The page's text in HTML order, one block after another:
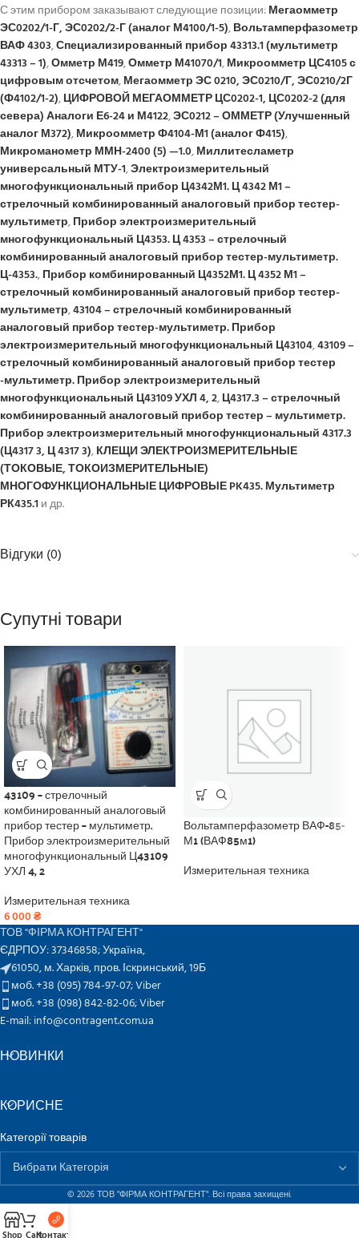
С этим прибором заказывают следующие позиции:Мегаомметр
ЭС0202/1-Г, ЭС0202/2-Г (аналог М4100/1-5),Вольтамперфазометр
ВАФ 4303,Специализированный прибор 43313.1 (мультиметр
43313 – 1),Омметр М419,Омметр М41070/1,Микроомметр ЦС4105 с
цифровым отсчетом,Мегаомметр ЭС 0210, ЭС0210/Г, ЭС0210/2Г
(Ф4102/1-2),ЦИФРОВОЙ МЕГАОММЕТР ЦС0202-1, ЦС0202-2 (для
севера) Аналоги Е6-24 и М4122,ЭС0212 – ОММЕТР (Улучшенный
аналог М372),Микроомметр Ф4104-М1 (аналог Ф415),
Микроманометр ММН-2400 (5) —1.0,Миллитесламетр
универсальный МТУ-1,Электроизмерительный
многофункциональный прибор Ц4342М1. Ц 4342 М1 –
стрелочный комбинированный аналоговый прибор тестер-
мультиметр,Прибор электроизмерительный
многофункциональный Ц4353. Ц 4353 – стрелочный
комбинированный аналоговый прибор тестер-мультиметр.
Ц-4353.,Прибор комбинированный Ц4352М1. Ц 4352 М1 –
стрелочный комбинированный аналоговый прибор тестер-
мультиметр,43104 – стрелочный комбинированный
аналоговый прибор тестер-мультиметр. Прибор
электроизмерительный многофункциональный Ц43104,43109 –
стрелочный комбинированный аналоговый прибор тестер
-мультиметр. Прибор электроизмерительный
многофункциональный Ц43109 УХЛ 4, 2,Ц4317.3 – стрелочный
комбинированный аналоговый прибор тестер – мультиметр.
Прибор электроизмерительный многофункциональный 4317.3
(Ц4317 3, Ц 4317 3),КЛЕЩИ ЭЛЕКТРОИЗМЕРИТЕЛЬНЫЕ
(ТОКОВЫЕ, ТОКОИЗМЕРИТЕЛЬНЫЕ)
МНОГОФУНКЦИОНАЛЬНЫЕ ЦИФРОВЫЕ PK435. Мультиметр
РК435.1 и др.
Відгуки (0)
Супутні товари
43109 – стрелочный
комбинированный аналоговый
прибор тестер – мультиметр.
Прибор электроизмерительный
многофункциональный Ц43109
УХЛ 4, 2
Измерительная техника
6 000₴
Вольтамперфазометр ВАФ-85-
М1 (ВАФ85м1)
Измерительная техника
ТОВ "ФІРМА КОНТРАГЕНТ"
ЄДРПОУ: 37346858; Україна,
61050, м. Харків, пров. Іскринський, 19Б
моб. +38 (095) 784-97-07;Viber
моб. +38 (098) 842-82-06;Viber
E-mail: info@contragent.com.ua
НОВИНКИ
КОРИСНЕ
Категорії товарів
© 2026 ТОВ "ФІРМА КОНТРАГЕНТ". Всі права захищені.